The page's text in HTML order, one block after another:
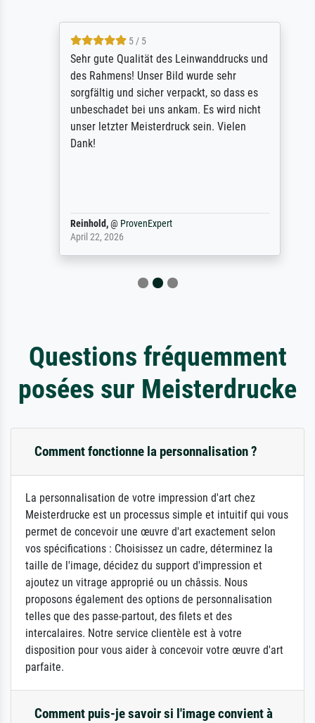
5 / 5
Sehr gute Qualität des Leinwanddrucks und
des Rahmens! Unser Bild wurde sehr
sorgfältig und sicher verpackt, so dass es
unbeschadet bei uns ankam. Es wird nicht
unser letzter Meisterdruck sein. Vielen
Dank!
Reinhold,@ProvenExpert
April 22, 2026
Questions fréquemment
posées sur Meisterdrucke
Comment fonctionne la personnalisation ?
La personnalisation de votre impression d'art chez
Meisterdrucke est un processus simple et intuitif qui vous
permet de concevoir une œuvre d'art exactement selon
vos spécifications : Choisissez un cadre, déterminez la
taille de l'image, décidez du support d'impression et
ajoutez un vitrage approprié ou un châssis. Nous
proposons également des options de personnalisation
telles que des passe-partout, des filets et des
intercalaires. Notre service clientèle est à votre
disposition pour vous aider à concevoir votre œuvre d'art
parfaite.
Comment puis-je savoir si l'image convient à